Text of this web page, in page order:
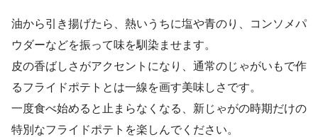
油から引き揚げたら、熱いうちに塩や青のり、コンソメパ
ウダーなどを振って味を馴染ませます。
皮の香ばしさがアクセントになり、通常のじゃがいもで作
るフライドポテトとは一線を画す美味しさです。
一度食べ始めると止まらなくなる、新じゃがの時期だけの
特別なフライドポテトを楽しんでください。